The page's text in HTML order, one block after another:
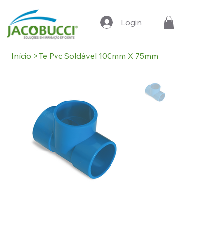
Login
Início >Te Pvc Soldável 100mm X 75mm